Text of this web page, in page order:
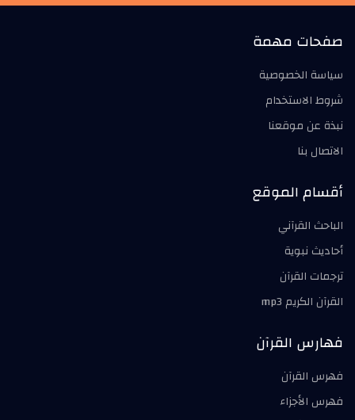
صفحات مهمة
سياسة الخصوصية
شروط الاستخدام
نبذة عن موقعنا
الاتصال بنا
أقسام الموقع
الباحث القرآني
أحاديث نبوية
ترجمات القرآن
القرآن الكريم mp3
فهارس القرآن
فهرس القرآن
فهرس الأجزاء